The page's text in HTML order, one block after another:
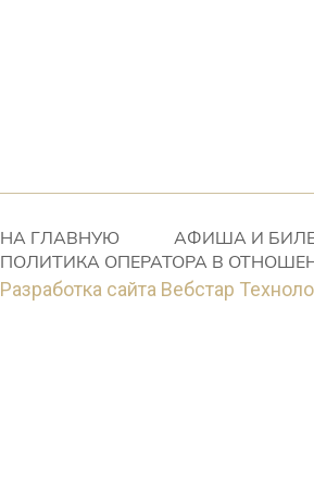
НА ГЛАВНУЮ АФИША И
ПОЛИТИКА ОПЕРАТОРА В
Разработка сайта Вебстар